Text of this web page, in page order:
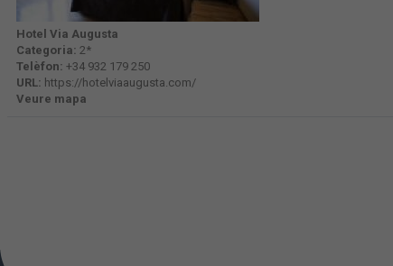
Hotel Via Augusta
Categoria: 2*
Telèfon: +34 932 179 250
URL: https://hotelviaaugusta.com/
Veure mapa